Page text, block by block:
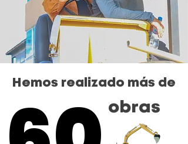
Hemos realizado más de
obras